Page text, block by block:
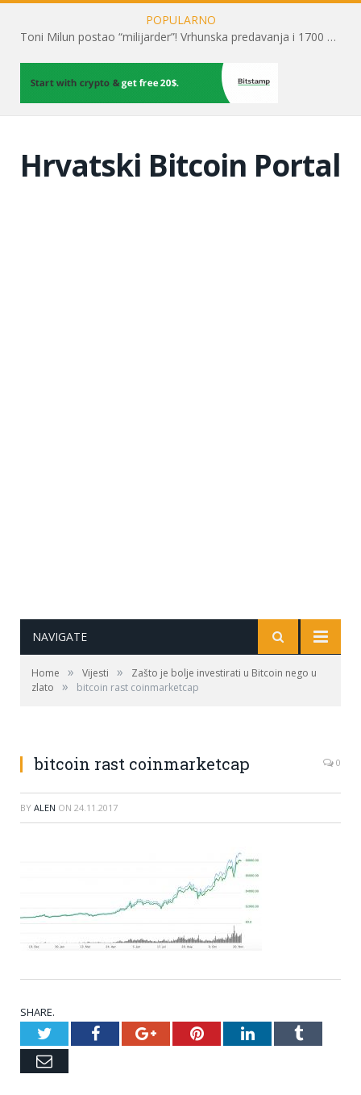
POPULARNO
Toni Milun postao “milijarder”! Vrhunska predavanja i 1700 posjetitelja obilježili su mjesec financijske pismenosti
Hrvatski Bitcoin Portal
NAVIGATE
Home » Vijesti »
Zašto je bolje investirati u Bitcoin nego u
zlato
» bitcoin rast coinmarketcap
bitcoin rast coinmarketcap 0
BY ALEN ON 24.11.2017
SHARE.
TwitterFacebookGoogle+PinterestLinkedInTumblr
Email